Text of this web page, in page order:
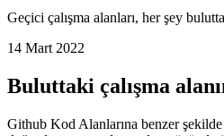
Bulutta Gitpod IDE
Geçici çalışma alanları, her şey bulutta
14 Mart 2022